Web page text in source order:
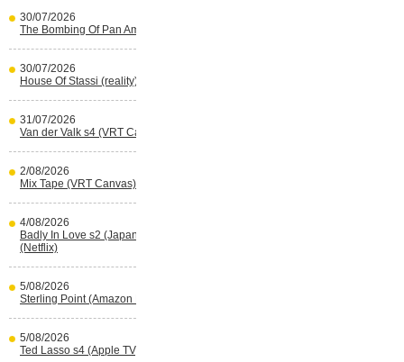
30/07/2026
The Bombing Of Pan Am 103 (Netflix)
30/07/2026
House Of Stassi (reality) (Disney+)
31/07/2026
Van der Valk s4 (VRT Canvas)
2/08/2026
Mix Tape (VRT Canvas)
4/08/2026
Badly In Love s2 (Japans) (reality)
(Netflix)
5/08/2026
Sterling Point (Amazon Prime Video)
5/08/2026
Ted Lasso s4 (Apple TV)